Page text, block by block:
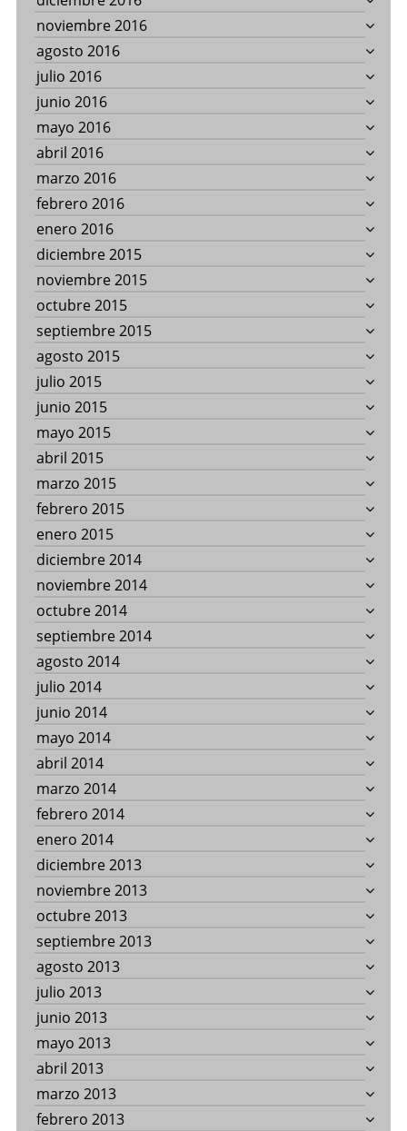
noviembre 2016
agosto 2016
julio 2016
junio 2016
mayo 2016
abril 2016
marzo 2016
febrero 2016
enero 2016
diciembre 2015
noviembre 2015
octubre 2015
septiembre 2015
agosto 2015
julio 2015
junio 2015
mayo 2015
abril 2015
marzo 2015
febrero 2015
enero 2015
diciembre 2014
noviembre 2014
octubre 2014
septiembre 2014
agosto 2014
julio 2014
junio 2014
mayo 2014
abril 2014
marzo 2014
febrero 2014
enero 2014
diciembre 2013
noviembre 2013
octubre 2013
septiembre 2013
agosto 2013
julio 2013
junio 2013
mayo 2013
abril 2013
marzo 2013
febrero 2013